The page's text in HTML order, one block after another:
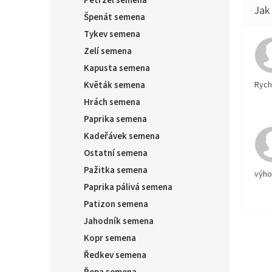
Špenát semena
Tykev semena
Zelí semena
Kapusta semena
Květák semena
Hrách semena
Paprika semena
Kadeřávek semena
Ostatní semena
Pažitka semena
Paprika pálivá semena
Patizon semena
Jahodník semena
Kopr semena
Ředkev semena